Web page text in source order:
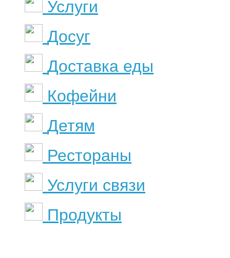
Услуги
Досуг
Доставка еды
Кофейни
Детям
Рестораны
Услуги связи
Продукты